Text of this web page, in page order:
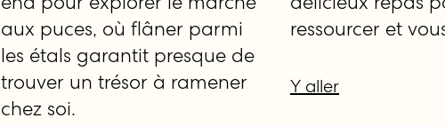
aux puces, où flâner parmi
les étals garantit presque de
trouver un trésor à ramener
chez soi.
ressourcer et
Y aller